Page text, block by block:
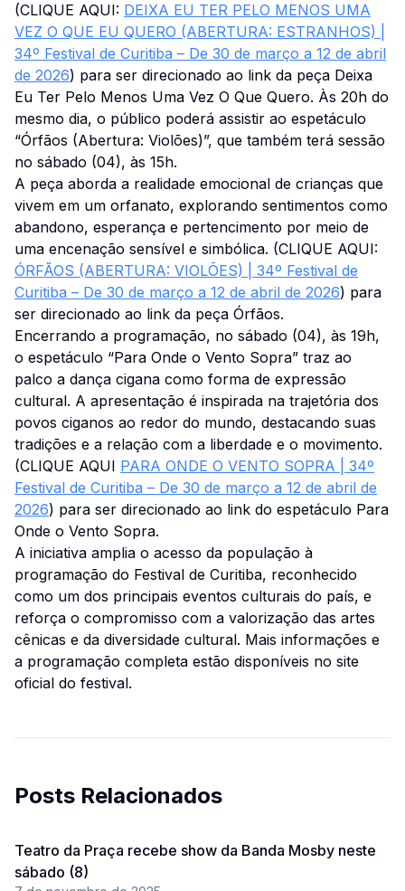
(CLIQUE AQUI: DEIXA EU TER PELO MENOS UMA
VEZ O QUE EU QUERO (ABERTURA: ESTRANHOS) |
34º Festival de Curitiba – De 30 de março a 12 de abril
de 2026) para ser direcionado ao link da peça Deixa
Eu Ter Pelo Menos Uma Vez O Que Quero. Às 20h do
mesmo dia, o público poderá assistir ao espetáculo
“Órfãos (Abertura: Violões)”, que também terá sessão
no sábado (04), às 15h.
A peça aborda a realidade emocional de crianças que
vivem em um orfanato, explorando sentimentos como
abandono, esperança e pertencimento por meio de
uma encenação sensível e simbólica. (CLIQUE AQUI:
ÓRFÃOS (ABERTURA: VIOLÕES) | 34º Festival de
Curitiba – De 30 de março a 12 de abril de 2026) para
ser direcionado ao link da peça Órfãos.
Encerrando a programação, no sábado (04), às 19h,
o espetáculo “Para Onde o Vento Sopra” traz ao
palco a dança cigana como forma de expressão
cultural. A apresentação é inspirada na trajetória dos
povos ciganos ao redor do mundo, destacando suas
tradições e a relação com a liberdade e o movimento.
(CLIQUE AQUI PARA ONDE O VENTO SOPRA | 34º
Festival de Curitiba – De 30 de março a 12 de abril de
2026) para ser direcionado ao link do espetáculo Para
Onde o Vento Sopra.
A iniciativa amplia o acesso da população à
programação do Festival de Curitiba, reconhecido
como um dos principais eventos culturais do país, e
reforça o compromisso com a valorização das artes
cênicas e da diversidade cultural. Mais informações e
a programação completa estão disponíveis no site
oficial do festival.
Posts Relacionados
Teatro da Praça recebe show da Banda Mosby neste
sábado (8)